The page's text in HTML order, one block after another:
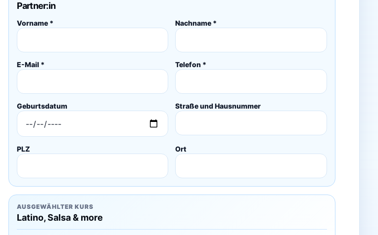
Partner:in
Vorname * Nachname *
E-Mail * Telefon *
Geburtsdatum Straße und Hausnummer
PLZ Ort
AUSGEWÄHLTER KURS
Latino, Salsa & more